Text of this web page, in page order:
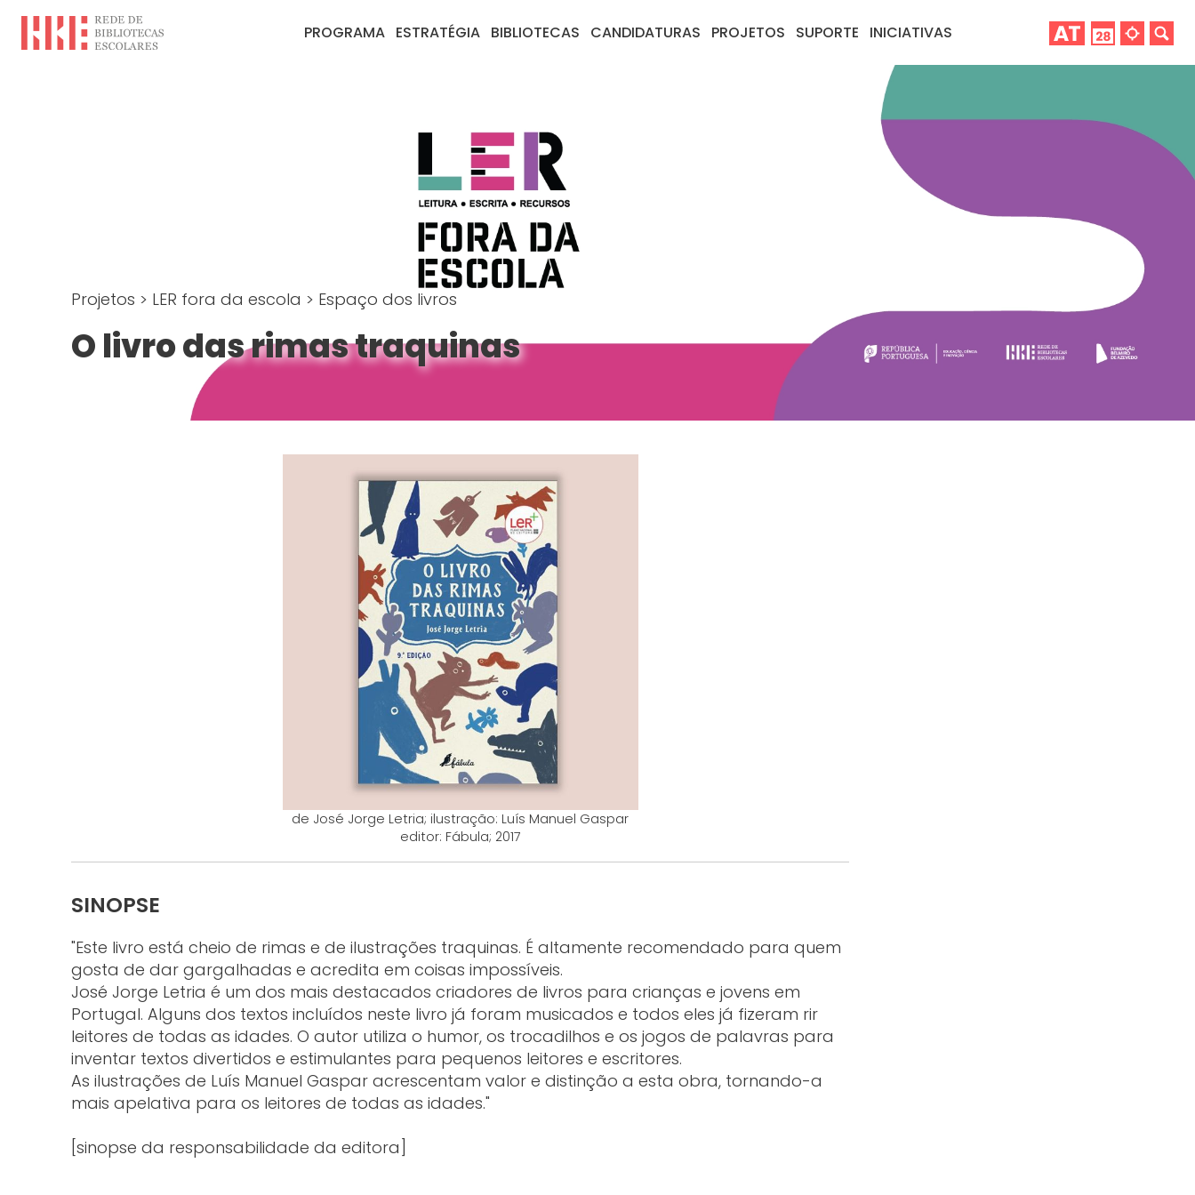
PROGRAMA ESTRATÉGIA BIBLIOTECAS CANDIDATURAS PROJETOS SUPORTE INICIATIVAS
Projetos > LER fora da escola > Espaço dos livros
O livro das rimas traquinas
de José Jorge Letria; ilustração: Luís Manuel Gaspar
editor: Fábula; 2017
SINOPSE
"Este livro está cheio de rimas e de ilustrações traquinas. É altamente recomendado para quem
gosta de dar gargalhadas e acredita em coisas impossíveis.
José Jorge Letria é um dos mais destacados criadores de livros para crianças e jovens em
Portugal. Alguns dos textos incluídos neste livro já foram musicados e todos eles já fizeram rir
leitores de todas as idades. O autor utiliza o humor, os trocadilhos e os jogos de palavras para
inventar textos divertidos e estimulantes para pequenos leitores e escritores.
As ilustrações de Luís Manuel Gaspar acrescentam valor e distinção a esta obra, tornando-a
mais apelativa para os leitores de todas as idades."
[sinopse da responsabilidade da editora]